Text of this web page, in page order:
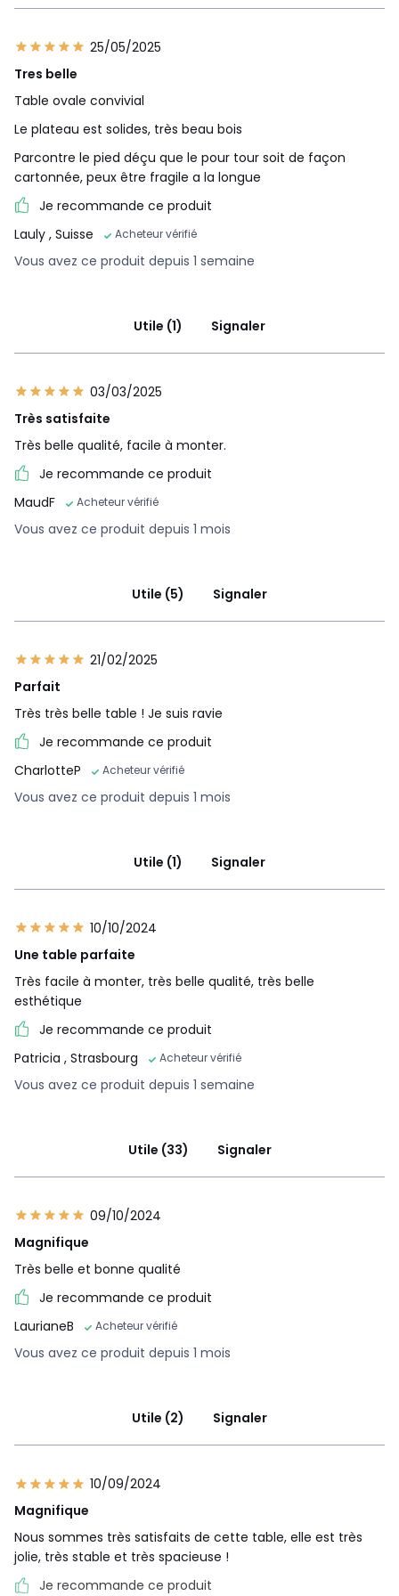
25/05/2025
Tres belle
Table ovale convivial
Le plateau est solides, très beau bois
Parcontre le pied déçu que le pour tour soit de façon
cartonnée, peux être fragile a la longue
Je recommande ce produit
Lauly , Suisse Acheteur vérifié
Vous avez ce produit depuis 1 semaine
Utile (1) Signaler
03/03/2025
Très satisfaite
Très belle qualité, facile à monter.
Je recommande ce produit
MaudF
Acheteur vérifié
Vous avez ce produit depuis 1 mois
Utile (5) Signaler
21/02/2025
Parfait
Très très belle table ! Je suis ravie
Je recommande ce produit
CharlotteP
Acheteur vérifié
Vous avez ce produit depuis 1 mois
Utile (1) Signaler
10/10/2024
Une table parfaite
Très facile à monter, très belle qualité, très belle
esthétique
Je recommande ce produit
Patricia , Strasbourg Acheteur vérifié
Vous avez ce produit depuis 1 semaine
Utile (33) Signaler
09/10/2024
Magnifique
Très belle et bonne qualité
Je recommande ce produit
LaurianeB
Acheteur vérifié
Vous avez ce produit depuis 1 mois
Utile (2) Signaler
10/09/2024
Magnifique
Nous sommes très satisfaits de cette table, elle est très
jolie, très stable et très spacieuse !
Je recommande ce produit